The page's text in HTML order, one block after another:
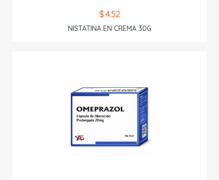
$ 4.52
NISTATINA EN CREMA 30G